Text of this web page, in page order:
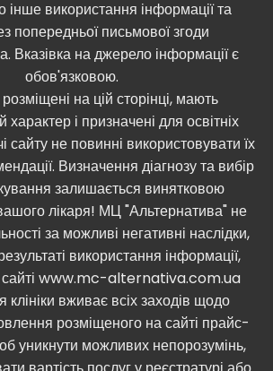
інше використання інформації та
попередньої письмової згоди
Вказівка ​​на джерело інформації є
обов'язковою.
на цій сторінці, мають
і призначені для освітніх
сайту не повинні використовувати їх
Визначення діагнозу та вибір
залишається винятковою
лікаря! МЦ "Альтернатива" не
за можливі негативні наслідки,
використання інформації,
сайті www.mc-alternativa.com.ua
клініки вживає всіх заходів щодо
розміщеного на сайті прайс-
уникнути можливих непорозумінь,